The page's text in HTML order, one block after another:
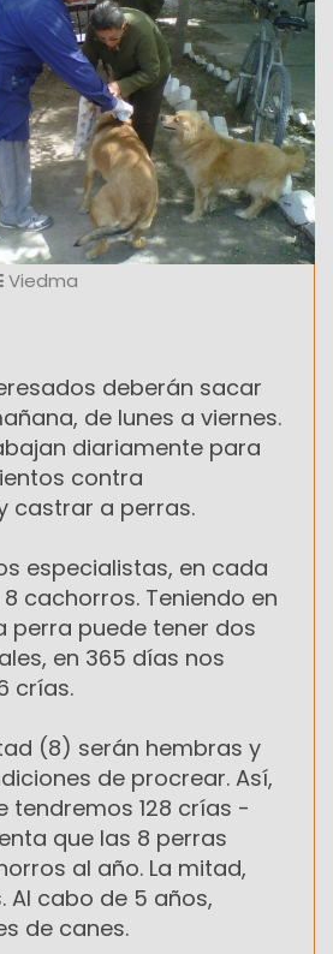
Viedma
deberán sacar
de lunes a viernes.
diariamente para
contra
castrar a perras.
especialistas, en cada
cachorros. Teniendo en
perra puede tener dos
en 365 días nos
crías.
(8) serán hembras y
de procrear. Así,
tendremos 128 crías -
que las 8 perras
al año. La mitad,
Al cabo de 5 años,
de canes.